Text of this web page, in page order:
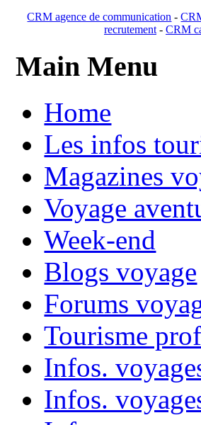
CRM agence de communication -
recrutement- CRM
Main Menu
Home
Les infos
Magazines
Voyage
Week-end
Blogs voyage
Forums
Tourisme
Infos.
Infos.